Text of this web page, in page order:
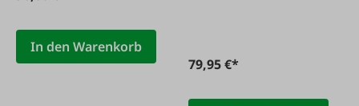
In den Warenkorb
79,95 €*